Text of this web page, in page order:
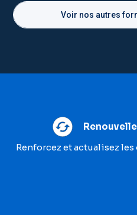
Voir nos autres
Renforcez et actualisez